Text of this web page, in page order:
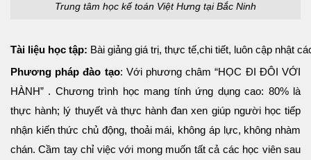
Trung tâm học kế toán Việt Hưng tại Bắc Ninh
Tài liệu học tập: Bài giảng giá trị, thực tế,chi tiết, luôn cập nhật
Phương pháp đào tạo: Với phương châm “HỌC ĐI ĐÔI VỚI
HÀNH” . Chương trình học mang tính ứng dụng cao: 80% là
thực hành; lý thuyết và thực hành đan xen giúp người học tiếp
nhận kiến thức chủ động, thoải mái, không áp lực, không nhàm
chán. Cầm tay chỉ việc với mong muốn tất cả các học viên sau